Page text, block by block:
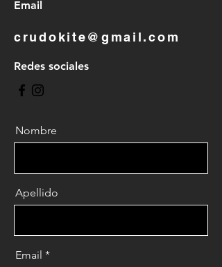
Email
crudokite@gmail.com
Redes sociales
Nombre
Apellido
Email